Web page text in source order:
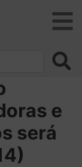
e
será